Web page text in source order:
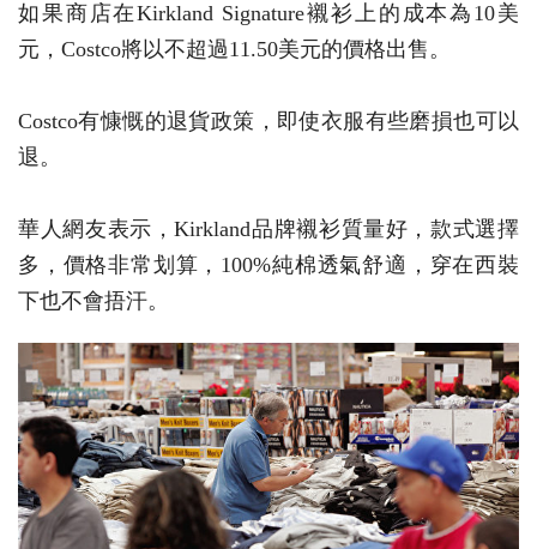
如果商店在Kirkland Signature襯衫上的成本為10美
元，Costco將以不超過11.50美元的價格出售。
Costco有慷慨的退貨政策，即使衣服有些磨損也可以
退。
華人網友表示，Kirkland品牌襯衫質量好，款式選擇
多，價格非常划算，100%純棉透氣舒適，穿在西裝
下也不會捂汗。